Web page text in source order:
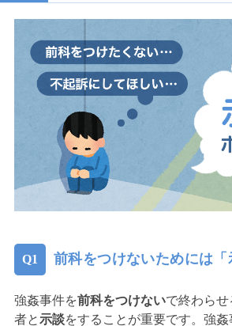
前科をつけないためには「
強姦事件を前科をつけないで終わら
者と示談をすることが重要です。強